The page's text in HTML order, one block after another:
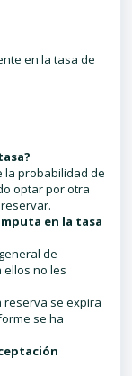
en la tasa de
la probabilidad de
optar por otra
en la tasa
de
no les
reserva se expira
se ha